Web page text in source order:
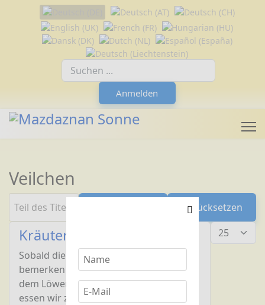
Sprache auswählen
Anmelden
Veilchen
Teil des Titels eingeben
Zurücksetzen
Anzeige #
Kräuterkunde: Veilchen
Sobald die Sonne den Schnee schmilzt,
bemerken wir, dass das Veilchen neben
dem Löwenzahn hervorkommt. Dann
essen wir zunächst das Veilchen, und